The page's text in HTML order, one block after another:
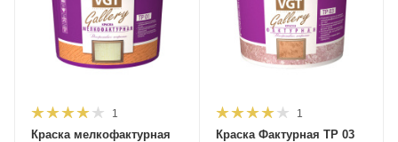
1
Краска мелкофактурная
1
Краска Фактурная TP 03